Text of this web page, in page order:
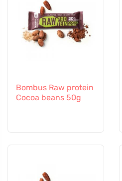
Bombus Raw protein
Cocoa beans 50g